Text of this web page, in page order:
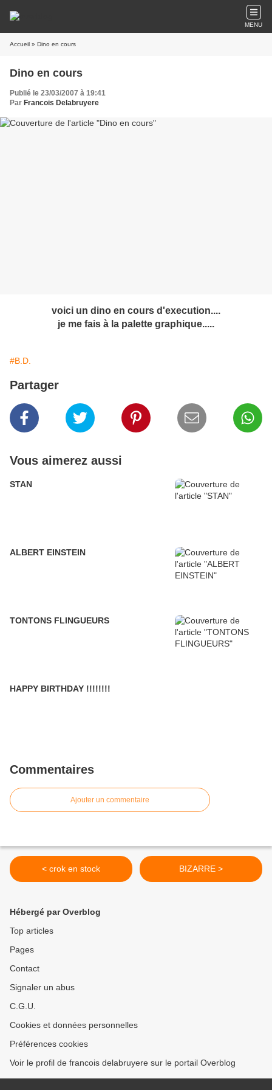
MENU
Accueil » Dino en cours
Dino en cours
Publié le 23/03/2007 à 19:41
Par Francois Delabruyere
voici un dino en cours d'execution....
je me fais à la palette graphique.....
#B.D.
Partager
Vous aimerez aussi
STAN
ALBERT EINSTEIN
TONTONS FLINGUEURS
HAPPY BIRTHDAY !!!!!!!!
Commentaires
Ajouter un commentaire
< crok en stock BIZARRE >
Hébergé par Overblog
Top articles
Pages
Contact
Signaler un abus
C.G.U.
Cookies et données personnelles
Préférences cookies
Voir le profil de francois delabruyere sur le portail Overblog